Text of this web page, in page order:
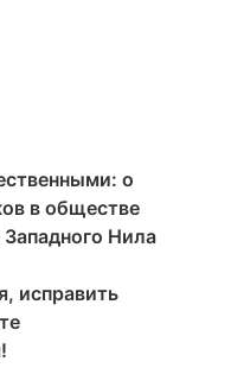
о
в обществе
Нила
исправить